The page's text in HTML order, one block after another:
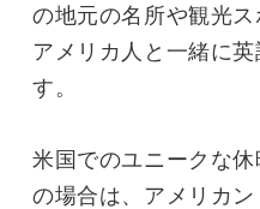
の地元の名所や観光ス
アメリカ人と一緒に
す。
米国でのユニークな
の場合は、アメリカ